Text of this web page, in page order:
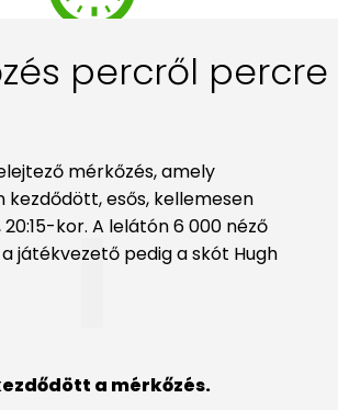
percről percre
mérkőzés, amely
kezdődött, esős, kellemesen
kor. A lelátón 6 000 néző
játékvezető pedig a skót Hugh
a mérkőzés.